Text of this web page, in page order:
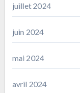
juillet 2024
juin 2024
mai 2024
avril 2024